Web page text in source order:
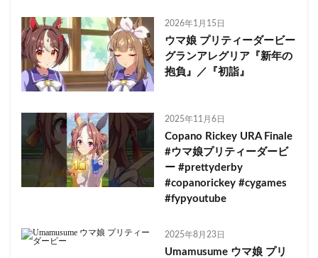
2026年1月15日
ウマ娘 プリティーダービー
グランアレグリア『新年の
抱負』／『初詣』
2025年11月6日
Copano Rickey URA Finale
#ウマ娘プリティーダービ
ー #prettyderby
#copanorickey #cygames
#fypyoutube
2025年8月23日
Umamusume ウマ娘 プリ